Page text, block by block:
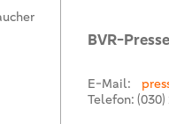
BVR-
E-Mail:
Telefon: